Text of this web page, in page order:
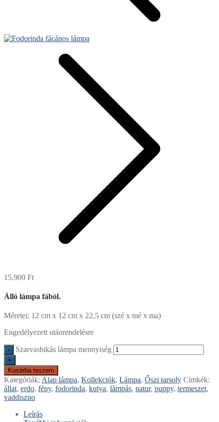
15.900 Ft
Álló lámpa fából.
Méretei: 12 cm x 12 cm x 22,5 cm (szé x mé x ma)
Engedélyezett utánrendelésre
- Szarvasbikás lámpa mennyiség
+
Kosárba teszem
Kategóriák: Alap lámpa, Kollekciók, Lámpa, Őszi tarsoly Címkék:
állat, erdo, fény, fodorinda, kutya, lámpás, natur, puppy, termeszet,
vaddiszno
Leírás